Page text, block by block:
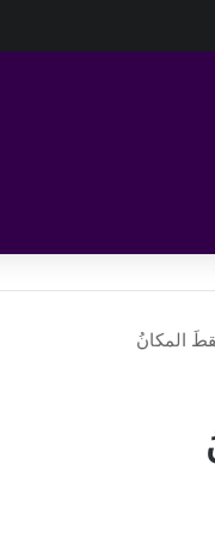
المكانُ